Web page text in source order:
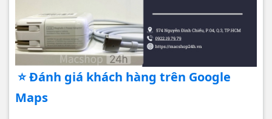
⭐ Đánh giá khách hàng trên Google
Maps